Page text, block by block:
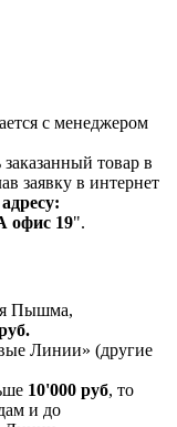
с менеджером
товар в
заявку в интернет
офис 19".
Пышма,
Линии» (другие
10'000 руб, то
и до